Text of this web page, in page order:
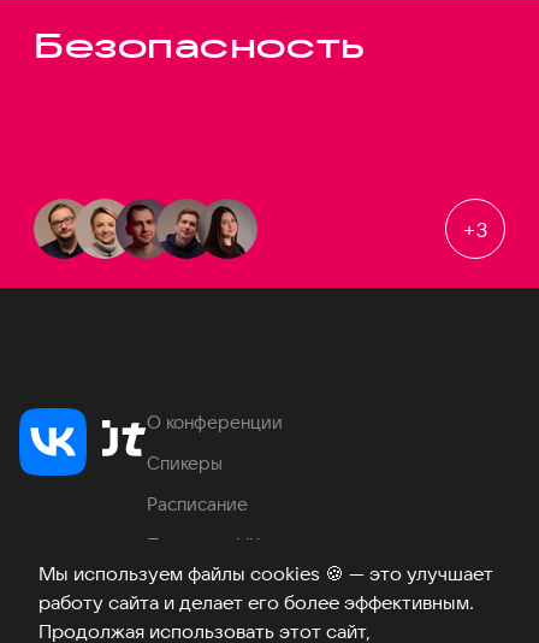
Мы используем файлы cookies 🍪 — это улучшает
работу сайта и делает его более эффективным.
Продолжая использовать этот сайт,
Безопасность
+3
О конференции
Спикеры
Расписание
Продукты VK
Место проведения
Часто задаваемые вопросы